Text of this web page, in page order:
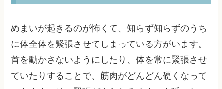
めまいが起きるのが怖くて、知らず知らずのうち
に体全体を緊張させてしまっている方がいます。
首を動かさないようにしたり、体を常に緊張させ
ていたりすることで、筋肉がどんどん硬くなって